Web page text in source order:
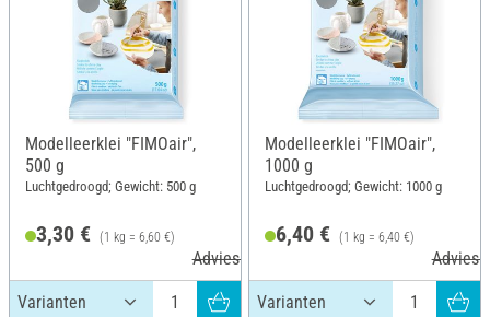
Modelleerklei "FIMOair",
500 g
Luchtgedroogd; Gewicht: 500 g
3,30 € (1 kg = 6,60 €)
Adviesprijs 4,75 €
Modelleerklei "FIMOair",
1000 g
Luchtgedroogd; Gewicht: 1000 g
6,40 € (1 kg = 6,40 €)